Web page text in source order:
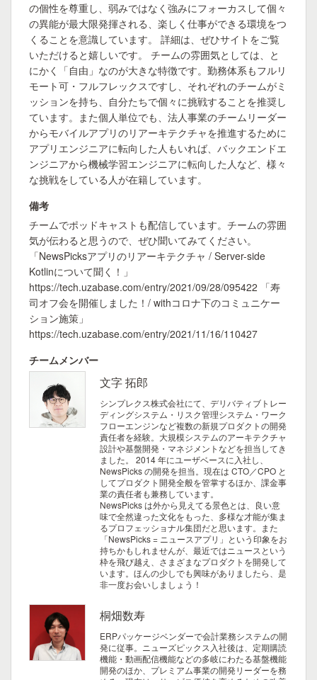
の個性を尊重し、弱みではなく強みにフォーカスして個々
の異能が最大限発揮される、楽しく仕事ができる環境をつ
くることを意識しています。 詳細は、ぜひサイトをご覧
いただけると嬉しいです。 チームの雰囲気としては、と
にかく「自由」なのが大きな特徴です。勤務体系もフルリ
モート可・フルフレックスですし、それぞれのチームがミ
ッションを持ち、自分たちで個々に挑戦することを推奨し
ています。また個人単位でも、法人事業のチームリーダー
からモバイルアプリのリアーキテクチャを推進するために
アプリエンジニアに転向した人もいれば、バックエンドエ
ンジニアから機械学習エンジニアに転向した人など、様々
な挑戦をしている人が在籍しています。
備考
チームでポッドキャストも配信しています。チームの雰囲
気が伝わると思うので、ぜひ聞いてみてください。
「NewsPicksアプリのリアーキテクチャ / Server-side
Kotlinについて聞く！」
https://tech.uzabase.com/entry/2021/09/28/095422 「寿
司オフ会を開催しました！/ withコロナ下のコミュニケー
ション施策」
https://tech.uzabase.com/entry/2021/11/16/110427
チームメンバー
文字 拓郎
シンプレクス株式会社にて、デリバティブトレー
ディングシステム・リスク管理システム・ワーク
フローエンジンなど複数の新規プロダクトの開発
責任者を経験。大規模システムのアーキテクチャ
設計や基盤開発・マネジメントなどを担当してき
ました。 2014 年にユーザベースに入社し、
NewsPicks の開発を担当。現在は CTO／CPO と
してプロダクト開発全般を管掌するほか、課金事
業の責任者も兼務しています。
NewsPicks は外から見えてる景色とは、良い意
味で全然違った文化をもった、多様な才能が集ま
るプロフェッショナル集団だと思います。また
「NewsPicks = ニュースアプリ」という印象をお
持ちかもしれませんが、最近ではニュースという
枠を飛び越え、さまざまなプロダクトを開発して
います。ほんの少しでも興味がありましたら、是
非一度お会いしましょう！
桐畑数寿
ERPパッケージベンダーで会計業務システムの開
発に従事。ニューズピックス入社後は、定期購読
機能・動画配信機能などの多岐にわたる基盤機能
開発のほか、プレミアム事業の開発リーダーを務